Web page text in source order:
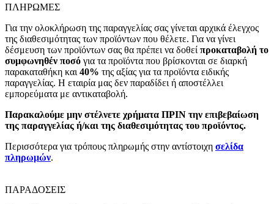
ΠΛΗΡΩΜΕΣ
Για την ολοκλήρωση της παραγγελίας σας γίνεται αρχικά έλεγχος
της διαθεσιμότητας των προϊόντων που θέλετε. Για να γίνει
δέσμευση των προϊόντων σας θα πρέπει να δοθεί προκαταβολή το
συμφωνηθέν ποσό για τα προϊόντα που βρίσκονται σε διαρκή
παρακαταθήκη και 40% της αξίας για τα προϊόντα ειδικής
παραγγελίας. Η εταιρία μας δεν παραδίδει ή αποστέλλει
εμπορεύματα με αντικαταβολή.
Παρακαλούμε μην στέλνετε χρήματα ΠΡΙΝ την επιβεβαίωση
της παραγγελίας ή/και της διαθεσιμότητας του προϊόντος.
Περισσότερα για τρόπους πληρωμής στην αντίστοιχη σελίδα
πληρωμών.
ΠΑΡΑΔΟΣΕΙΣ